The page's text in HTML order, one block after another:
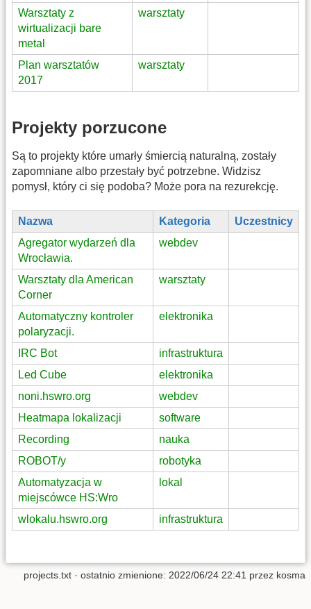
Warsztaty z
wirtualizacji bare
metal
warsztaty
Plan warsztatów
2017
warsztaty
Projekty porzucone
Są to projekty które umarły śmiercią naturalną, zostały
zapomniane albo przestały być potrzebne. Widzisz
pomysł, który ci się podoba? Może pora na rezurekcję.
Nazwa Kategoria
Uczestnicy
Agregator wydarzeń dla
Wrocławia.
webdev
Warsztaty dla American
Corner
warsztaty
Automatyczny kontroler
polaryzacji.
elektronika
IRC Bot
infrastruktura
Led Cube
elektronika
noni.hswro.org
webdev
Heatmapa lokalizacji
software
Recording
nauka
ROBOT/y
robotyka
Automatyzacja w
miejscówce HS:Wro
lokal
wlokalu.hswro.org infrastruktura
projects.txt · ostatnio zmienione: 2022/06/24 22:41 przez kosma